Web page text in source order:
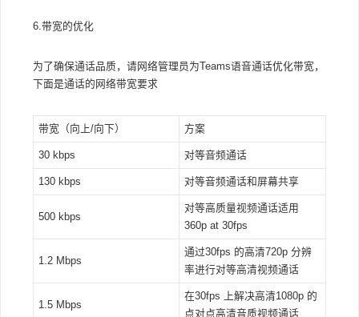
6.带宽的优化
为了确保通话品质，请网络管理员为Teams语音通话优化带宽，
下面是通话的网络带宽要求
带宽（向上/向下） 方案
30 kbps 对等音频通话
130 kbps 对等音频通话和屏幕共享
500 kbps
对等高质量视频通话适用
360p at 30fps
1.2 Mbps
通过30fps 的高清720p 分辨
率进行对等高清视频通话
1.5 Mbps
在30fps 上解决高清1080p 的
点对点高清音质视频通话